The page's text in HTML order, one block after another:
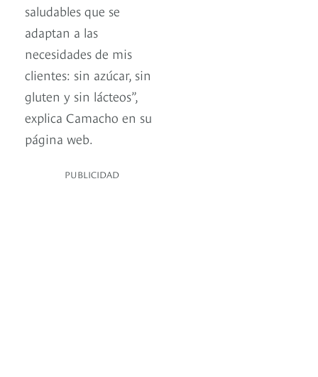
saludables que se
adaptan a las
necesidades de mis
clientes: sin azúcar, sin
gluten y sin lácteos”,
explica Camacho en su
página web.
PUBLICIDAD